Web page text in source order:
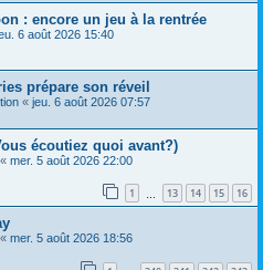
: encore un jeu à la rentrée
6 août 2026 15:40
prépare son réveil
« jeu. 6 août 2026 07:57
écoutiez quoi avant?)
« mer. 5 août 2026 22:00
1 13 14 15 16
« mer. 5 août 2026 18:56